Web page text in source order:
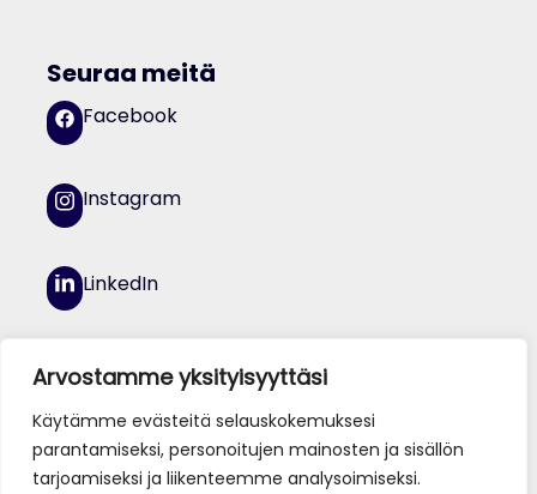
Arvostamme yksityisyyttäsi
Käytämme evästeitä selauskokemuksesi
parantamiseksi, personoitujen mainosten ja sisällön
tarjoamiseksi ja liikenteemme analysoimiseksi.
Seuraa meitä
Facebook
Instagram
LinkedIn
YouTube